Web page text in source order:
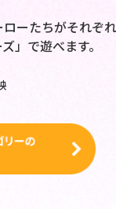
ローたちがそれ
」で遊べます。